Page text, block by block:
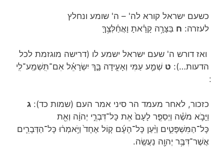
כשעם ישראל קורא לה' – ה' שומע ונחלץ
לעזרה: ח בַּצָּרָ֥ה קָרָ֗אתָ וָאֲחַ֫לְּצֶ֥ךָּ
ואז דורש ה' שעם ישראל ישמע לו (דרישה מוגזמת לכל
הדעות…): ט שְׁמַ֣ע עַמִּי וְאָעִ֣ידָה בָּ֑ךְ יִשְׂרָאֵ֗ל אִם־תִּֽשְׁמַֽע־לִֽי
כזכור, לאחר מעמד הר סיני אמר העם (שמות כד): ג
וַיָּבֹ֣א מֹשֶׁ֗ה וַיְסַפֵּ֤ר לָעָם֙ אֵת כָּל־דִּבְרֵ֣י יְהוָ֔ה וְאֵ֖ת
כָּל־הַמִּשְׁפָּטִ֑ים וַיַּ֨עַן כָּל־הָעָ֜ם ק֤וֹל אֶחָד֙ וַיֹּ֣אמְר֔וּ כָּל־הַדְּבָרִ֛ים
אֲשֶׁר־דִּבֶּ֥ר יְהוָ֖ה נַעֲשֶֽׂה.